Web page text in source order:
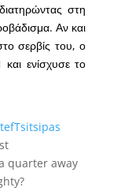
στη
Αν και
σερβίς του, ο
ενίσχυσε το
quarter away